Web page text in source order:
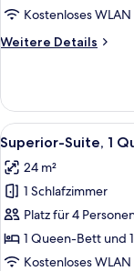
Kostenloses WLAN
Weitere Details
Weitere
Zimmer,
2 Einzelbetten
Alle
Fotos
für
Superior-
Suite,
1 Queen-
Bett
6
Superior-Suite, 1
24 m²
1 Schlafzimmer
Platz für 4
1 Queen-Bett und
Kostenloses WLAN